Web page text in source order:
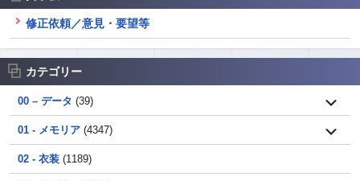
修正依頼／意見・要望等
カテゴリー
00 – データ (39)
01 - メモリア (4347)
02 - 衣装 (1189)